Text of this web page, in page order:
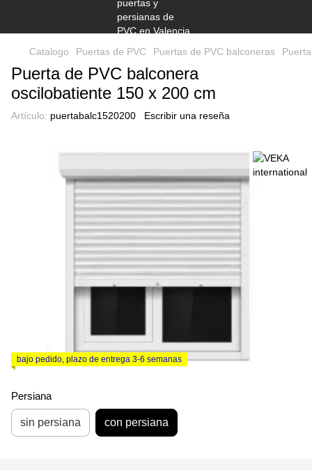
Catalogo Puertas de PVC Puertas de PVC balconeras
Puerta de PVC balconera
oscilobatiente 150 x 200 cm
Artículo: puertabalc1520200 Escribir una reseña
bajo pedido, plazo de entrega 3-6 semanas
Persiana
sin persiana con persiana